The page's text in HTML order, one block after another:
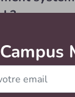
?
va changer
sous